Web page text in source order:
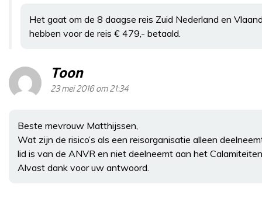
Het gaat om de 8 daagse reis Zuid Nederland en
hebben voor de reis € 479,- betaald.
Toon
23 mei 2016 om 21:34
Beste mevrouw Matthijssen,
Wat zijn de risico’s als een reisorganisatie alleen
lid is van de ANVR en niet deelneemt aan het
Alvast dank voor uw antwoord.